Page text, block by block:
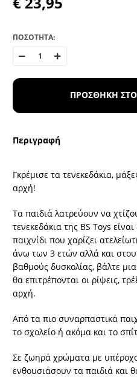
ΠΟΣΟΤΗΤΑ:
ΠΡΟΣΘΗΚΗ
Περιγραφή
Γκρέμισε τα τενεκεδάκια,
αρχή!
Τα παιδιά λατρεύουν να
τενεκεδάκια της BS Toys
παιχνίδι που χαρίζει
άνω των 3 ετών αλλά και
βαθμούς δυσκολίας, βάλτε
θα επιτρέπονται οι ρίψεις,
αρχή.
Από τα πιο συναρπαστικά
το σχολείο ή ακόμα και το
Σε ζωηρά χρώματα με
ενθουσιάσουν τα παιδιά και